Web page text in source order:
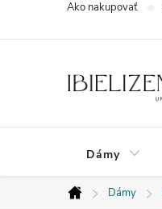
Ako nakupovať
Dámy
Domov
Dámy